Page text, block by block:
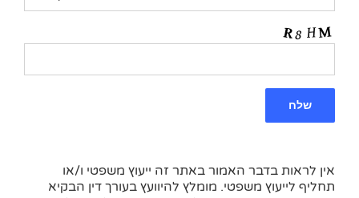
אין לראות בדבר האמור באתר זה ייעוץ משפטי ו/או
תחליף לייעוץ משפטי. מומלץ להיוועץ בעורך דין הבקיא